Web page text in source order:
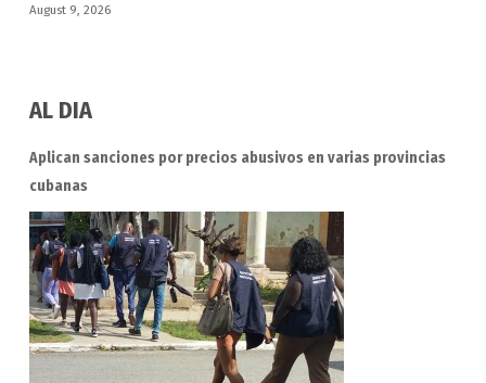
August 9, 2026
AL DIA
Aplican sanciones por precios abusivos en varias provincias
cubanas